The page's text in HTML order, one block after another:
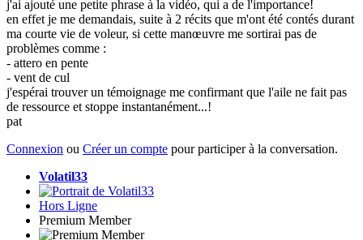
j'ai ajouté une petite phrase à la vidéo, qui a de l'importance!
en effet je me demandais, suite à 2 récits que m'ont été contés durant
ma courte vie de voleur, si cette manœuvre me sortirai pas de
problèmes comme :
- attero en pente
- vent de cul
j'espérai trouver un témoignage me confirmant que l'aile ne fait pas
de ressource et stoppe instantanément...!
pat
Connexion ou Créer un compte pour participer à la conversation.
Volatil33
Hors Ligne
Premium Member